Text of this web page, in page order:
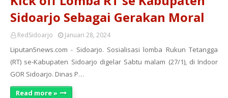
Sidoarjo Sebagai Gerakan Moral
RedSidoarjo Januari 28, 2024
Liputan5news.com - Sidoarjo. Sosialisasi lomba Rukun Tetangga
(RT) se-Kabupaten Sidoarjo digelar Sabtu malam (27/1), di Indoor
GOR Sidoarjo. Dinas P…
Read more »